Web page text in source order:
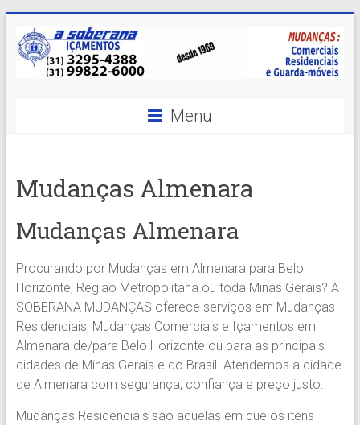
content
A
MELHOR
em
Içamentos
em
BH
e
Região.
Segurança,
Menu
Mudanças Almenara
Mudanças Almenara
Procurando por Mudanças em Almenara para Belo
Horizonte, Região Metropolitana ou toda Minas Gerais? A
SOBERANA MUDANÇAS oferece serviços em Mudanças
Residenciais, Mudanças Comerciais e Içamentos em
Almenara de/para Belo Horizonte ou para as principais
cidades de Minas Gerais e do Brasil. Atendemos a cidade
de Almenara com segurança, confiança e preço justo.
Mudanças Residenciais são aquelas em que os itens